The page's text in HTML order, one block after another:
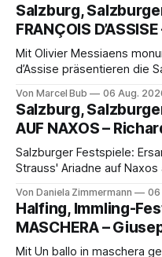
Salzburg,
FRANÇOIS
Mit Olivier Messiaens
d’Assise präsentieren die
eine bildgewaltige
die komplexe Partitur
Franziskus.
Von Marcel Bub 06 Aug.
Salzburg,
AUF NAXOS –
Salzburger Festspiele:
Strauss' Ariadne auf
Aufführung mit starken
Philharmonikern, szenisch
hinter den Erwartungen
Von Daniela Zimmermann 06
Halfing, Immling-
MASCHERA –
Mit Un ballo in maschera